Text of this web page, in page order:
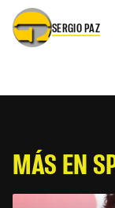
SERGIO PAZ
MÁS EN